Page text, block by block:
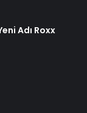
Adı Roxx